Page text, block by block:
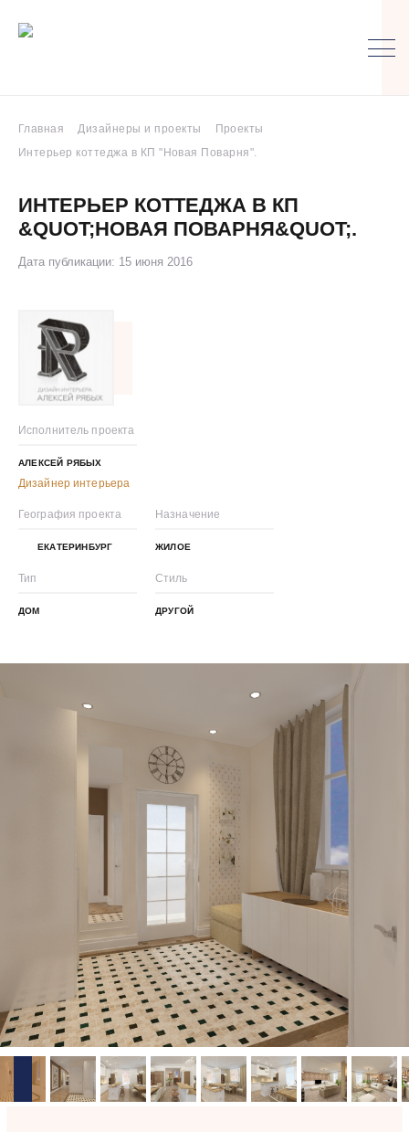
Главная Дизайнеры и проекты
Проекты
Интерьер коттеджа в КП "Новая Поварня".
ИНТЕРЬЕР КОТТЕДЖА В КП
&QUOT;НОВАЯ ПОВАРНЯ&QUOT;.
Дата публикации: 15 июня 2016
Исполнитель проекта
АЛЕКСЕЙ РЯБЫХ
Дизайнер интерьера
География проекта
ЕКАТЕРИНБУРГ
Назначение
ЖИЛОЕ
Тип
ДОМ
Стиль
ДРУГОЙ